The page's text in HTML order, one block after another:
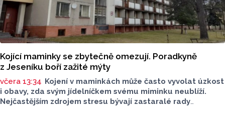
Kojící maminky se zbytečně omezují. Poradkyně
z Jeseníku boří zažité mýty
včera 13:34 Kojení v maminkách může často vyvolat úzkost
i obavy, zda svým jídelníčkem svému miminku neublíží.
Nejčastějším zdrojem stresu bývají zastaralé rady